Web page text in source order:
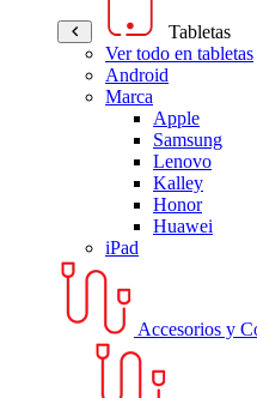
Tabletas
Ver todo en tabletas
Android
Marca
Apple
Samsung
Lenovo
Kalley
Honor
Huawei
iPad
Accesorios y